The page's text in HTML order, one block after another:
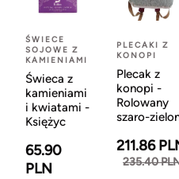
ŚWIECE
SOJOWE Z
KAMIENIAMI
Świeca z
kamieniami
i kwiatami -
Księżyc
65.90
PLN
PLECAKI Z
KONOPI
Plecak z
konopi -
Rolowany
szaro-
211.86
235.40